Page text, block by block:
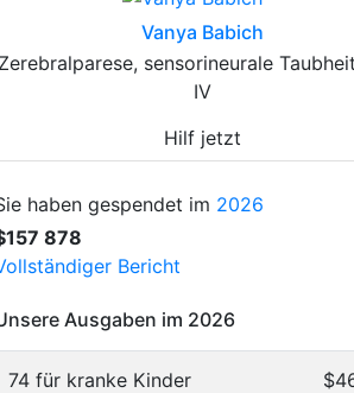
Vanya Babich
Zerebralparese, sensorineurale
IV
Hilf jetzt
haben gespendet im 2026
878
Bericht
Ausgaben im 2026
74 für kranke Kinder